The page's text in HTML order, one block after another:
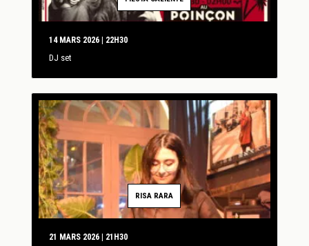
14 MARS 2026 | 22H30
DJ set
RISA RARA
21 MARS 2026 | 21H30